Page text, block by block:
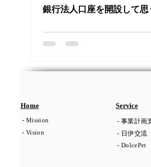
銀行法人口座を開設して思
Home
- Mission
- Vision
Service
- 事業計画
- 日伊交流
- DolcePet